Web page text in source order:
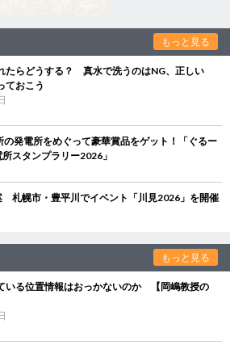
もっと見る
たらどうする？ 真水で洗うのはNG、正しい
ておこう
の発電所をめぐって豪華賞品をゲット！「ぐるー
スタンプラリー2026」
札幌市・豊平川でイベント「川見2026」を開催
もっと見る
いる位置情報はおっかないのか 【岡嶋教授の